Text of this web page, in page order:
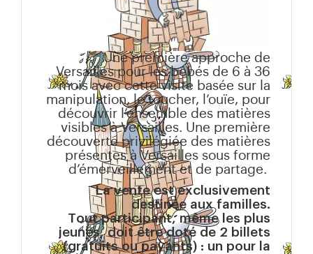
Une première approche de
Versailles pour les bébés de 6 à 36
mois avec cette visite basée sur la
manipulation, le toucher, l’ouïe, pour
découvrir l’ensemble des matières
visibles à Versailles. Une première
découverte privilégiée des matières
présentes à Versailles sous forme
d’émerveillement et de partage.
La vente est exclusivement
destinée aux familles.
Tout participant, même les plus
jeunes, doit être doté de 2 billets
(gratuits ou payants) : un pour la